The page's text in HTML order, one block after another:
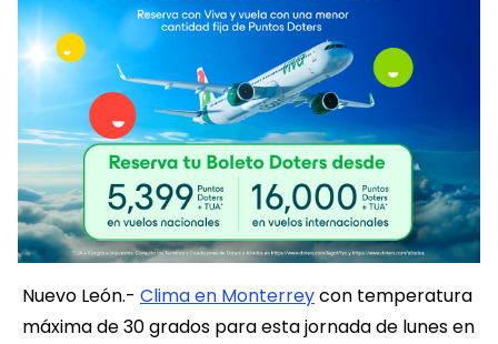
Nuevo León.- Clima en Monterreycon temperatura
máxima de 30 grados para esta jornada de lunes en